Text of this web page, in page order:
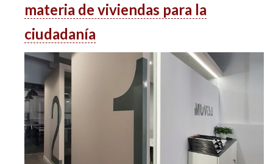
materia de viviendas para la
ciudadanía